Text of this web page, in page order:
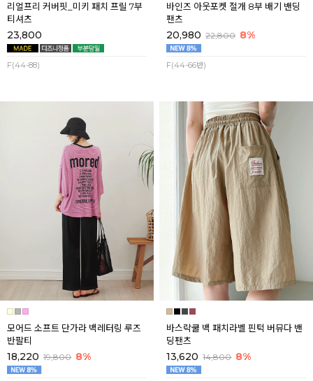
리얼프리 커버핏_미키 패치 프릴 7부
티셔츠
23,800
F(44-88)
바인즈 아웃포켓 절개 8부 배기 밴딩
팬츠
20,980 22,800 8%
F(44-66반)
모어드 소프트 단가라 백레터링 루즈
반팔티
18,220 19,800 8%
바스락쿨 백 패치라벨 핀턱 버뮤다 밴
딩팬츠
13,620 14,800 8%